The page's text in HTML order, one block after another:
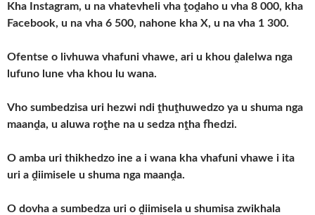
Kha Instagram, u na vhatevheli vha ṱoḓaho u vha 8 000, kha
Facebook, u na vha 6 500, nahone kha X, u na vha 1 300.
Ofentse o livhuwa vhafuni vhawe, ari u khou ḓalelwa nga
lufuno lune vha khou lu wana.
Vho sumbedzisa uri hezwi ndi ṱhuṱhuwedzo ya u shuma nga
maanḓa, u aluwa roṱhe na u sedza nṱha fhedzi.
O amba uri thikhedzo ine a i wana kha vhafuni vhawe i ita
uri a ḓiimisele u shuma nga maanḓa.
O dovha a sumbedza uri o ḓiimisela u shumisa zwikhala